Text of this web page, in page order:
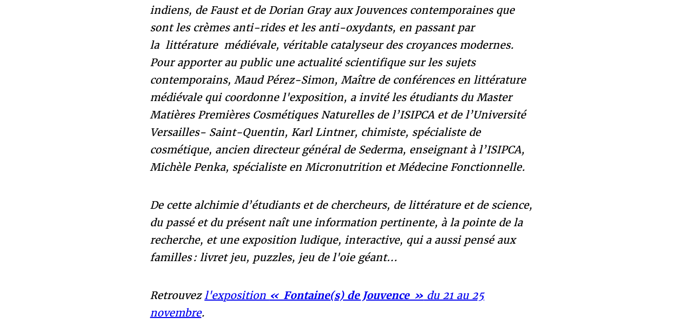
indiens, de Faust et de Dorian Gray aux Jouvences contemporaines que
sont les crèmes anti-rides et les anti-oxydants, en passant par
la littérature médiévale, véritable catalyseur des croyances modernes.
Pour apporter au public une actualité scientifique sur les sujets
contemporains, Maud Pérez-Simon, Maître de conférences en littérature
médiévale qui coordonne l'exposition, a invité les étudiants du Master
Matières Premières Cosmétiques Naturelles de l’ISIPCA et de l’Université
Versailles- Saint-Quentin, Karl Lintner, chimiste, spécialiste de
cosmétique, ancien directeur général de Sederma, enseignant à l’ISIPCA,
Michèle Penka, spécialiste en Micronutrition et Médecine Fonctionnelle.
De cette alchimie d’étudiants et de chercheurs, de littérature et de science,
du passé et du présent naît une information pertinente, à la pointe de la
recherche, et une exposition ludique, interactive, qui a aussi pensé aux
familles : livret jeu, puzzles, jeu de l'oie géant...
Retrouvezl'exposition « Fontaine(s) de Jouvence » du 21 au 25
novembre.